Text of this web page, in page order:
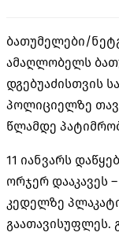
ბათუმელები/
ამაღლობელს
დგებუაძისთვის
პოლიციელზე
წლამდე
11 იანვარს
ორჯერ დააკავეს
კედელზე
გაათავისუფლეს.